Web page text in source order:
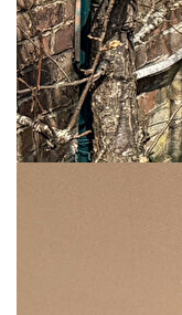
terre ou un
JARDIN agréable
CAVE
Pour plus de
**Honoraires à la